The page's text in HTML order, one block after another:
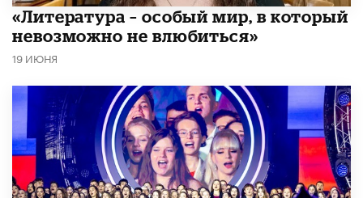
​«Литература – особый мир, в который
невозможно не влюбиться»
19 ИЮНЯ